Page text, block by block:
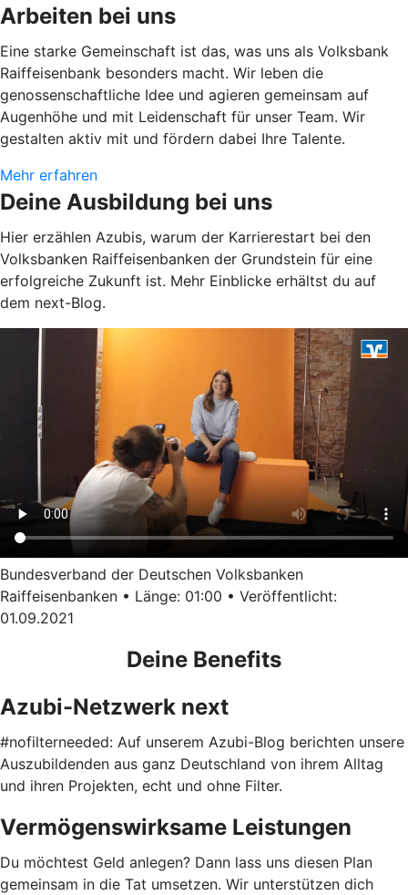
Arbeiten bei uns
Eine starke Gemeinschaft ist das, was uns als Volksbank
Raiffeisenbank besonders macht. Wir leben die
genossenschaftliche Idee und agieren gemeinsam auf
Augenhöhe und mit Leidenschaft für unser Team. Wir
gestalten aktiv mit und fördern dabei Ihre Talente.
Mehr erfahren
Deine Ausbildung bei uns
Hier erzählen Azubis, warum der Karrierestart bei den
Volksbanken Raiffeisenbanken der Grundstein für eine
erfolgreiche Zukunft ist. Mehr Einblicke erhältst du auf
dem next-Blog.
Bundesverband der Deutschen Volksbanken
Raiffeisenbanken • Länge: 01:00 • Veröffentlicht:
01.09.2021
Deine Benefits
Azubi-Netzwerk next
#nofilterneeded: Auf unserem Azubi-Blog berichten unsere
Auszubildenden aus ganz Deutschland von ihrem Alltag
und ihren Projekten, echt und ohne Filter.
Vermögenswirksame Leistungen
Du möchtest Geld anlegen? Dann lass uns diesen Plan
gemeinsam in die Tat umsetzen. Wir unterstützen dich